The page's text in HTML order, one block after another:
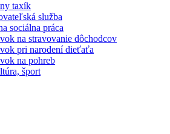
taxík
služba
sociálna práca
na stravovanie dôchodcov
pri narodení dieťaťa
na pohreb
šport